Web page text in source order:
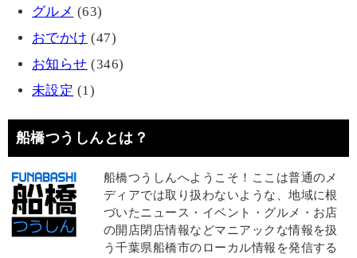
グルメ (63)
おでかけ (47)
お知らせ (346)
未設定 (1)
船橋つうしんとは？
船橋つうしんへようこそ！ここは普通のメ
ディアでは取り扱わないような、地域に根
づいたニュース・イベント・グルメ・お店
の開店閉店情報などマニアックな情報を扱
う千葉県船橋市のローカル情報を発信する